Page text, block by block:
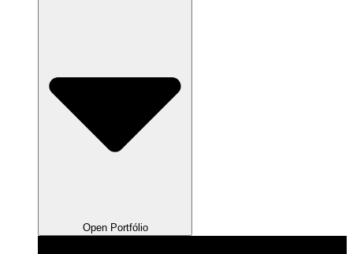
Open Portfólio